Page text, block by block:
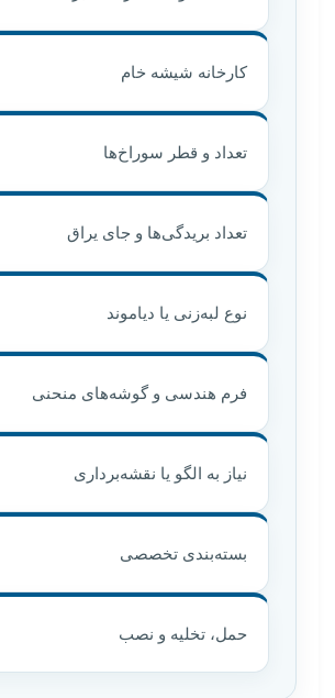
کارخانه شیشه خام
تعداد و قطر سوراخ‌ها
تعداد بریدگی‌ها و جای یراق
نوع لبه‌زنی یا دیاموند
فرم هندسی و گوشه‌های منحنی
نیاز به الگو یا نقشه‌برداری
بسته‌بندی تخصصی
حمل، تخلیه و نصب